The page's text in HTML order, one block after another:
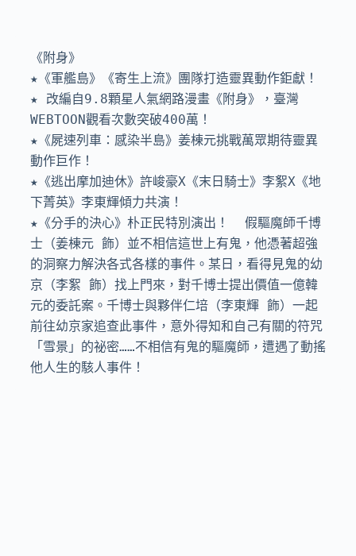
《附身》
★《軍艦島》《寄生上流》團隊打造靈異動作鉅獻！
★ 改編自9.8顆星人氣網路漫畫《附身》，臺灣
WEBTOON觀看次數突破400萬！
★《屍速列車：感染半島》姜棟元挑戰萬眾期待靈異
動作巨作！
★《逃出摩加迪休》許峻豪X《末日騎士》李絮X《地
下菁英》李東輝傾力共演！
★《分手的決心》朴正民特別演出！  假驅魔師千博
士（姜棟元 飾）並不相信這世上有鬼，他憑著超強
的洞察力解決各式各樣的事件。某日，看得見鬼的幼
京（李絮 飾）找上門來，對千博士提出價值一億韓
元的委託案。千博士與夥伴仁培（李東輝 飾）一起
前往幼京家追查此事件，意外得知和自己有關的符咒
「雪景」的祕密……不相信有鬼的驅魔師，遭遇了動搖
他人生的駭人事件！